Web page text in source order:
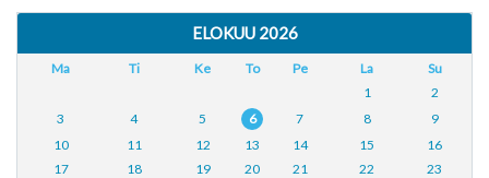
ELOKUU 2026
Ma Ti Ke To Pe La
Su
1
2
3
4 5 6 7 8
9
10
11 12 13 14 15
16
17
18 19 20 21 22
23